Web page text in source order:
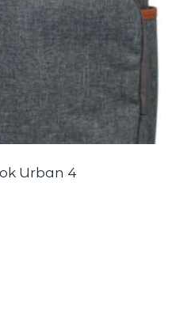
Urban 4